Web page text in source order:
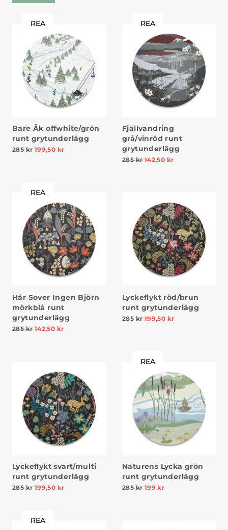
REA
Bare Åk offwhite/grön
runt grytunderlägg
285kr 199,50 kr
REA
Fjällvandring
grå/vinröd runt
grytunderlägg
285kr 142,50 kr
REA
Här Sover Ingen Björn
mörkblå runt
grytunderlägg
285kr 142,50 kr
Lyckeflykt röd/brun
runt grytunderlägg
285kr 199,50 kr
Lyckeflykt svart/multi
runt grytunderlägg
285kr 199,50 kr
REA
Naturens Lycka grön
runt grytunderlägg
285kr 199kr
REA